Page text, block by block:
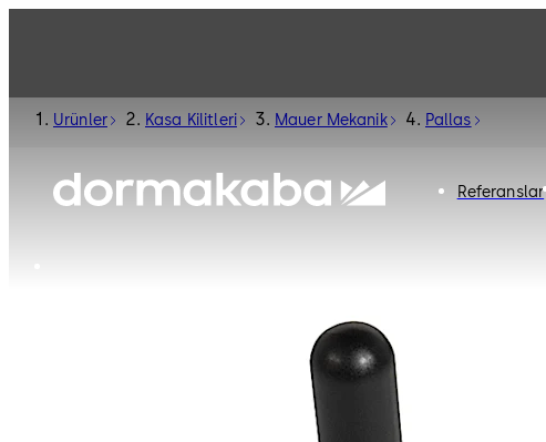
Referanslar
Ürünler Kasa Kilitleri Mauer Mekanik Pallas